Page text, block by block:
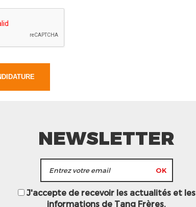
NEWSLETTER
J'accepte de recevoir les actualités et les
informations de Tang Frères.